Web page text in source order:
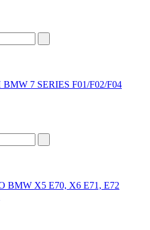
7 SERIES F01/F02/F04
X5 E70, X6 E71, E72